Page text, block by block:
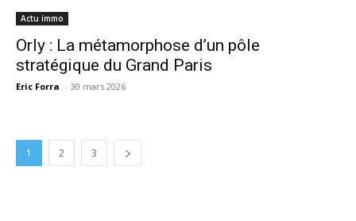
Actu immo
Orly : La métamorphose d’un pôle
stratégique du Grand Paris
Eric Forra - 30 mars 2026
1 2 3